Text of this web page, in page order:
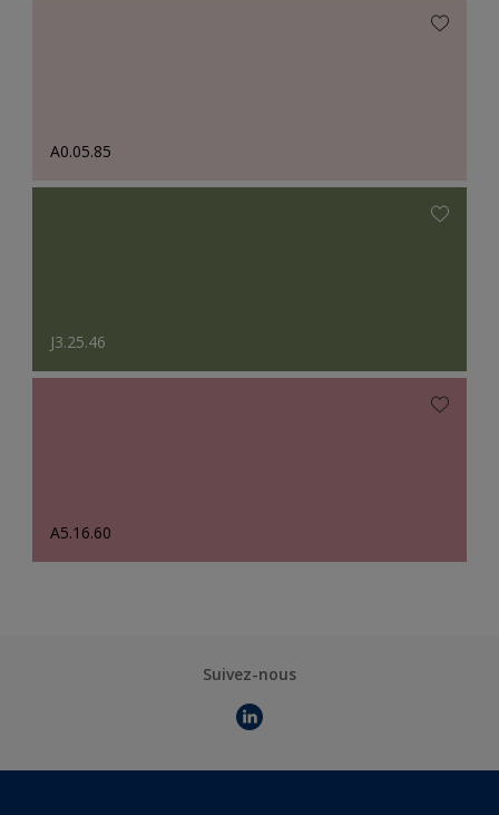
A0.05.85
J3.25.46
A5.16.60
Suivez-nous